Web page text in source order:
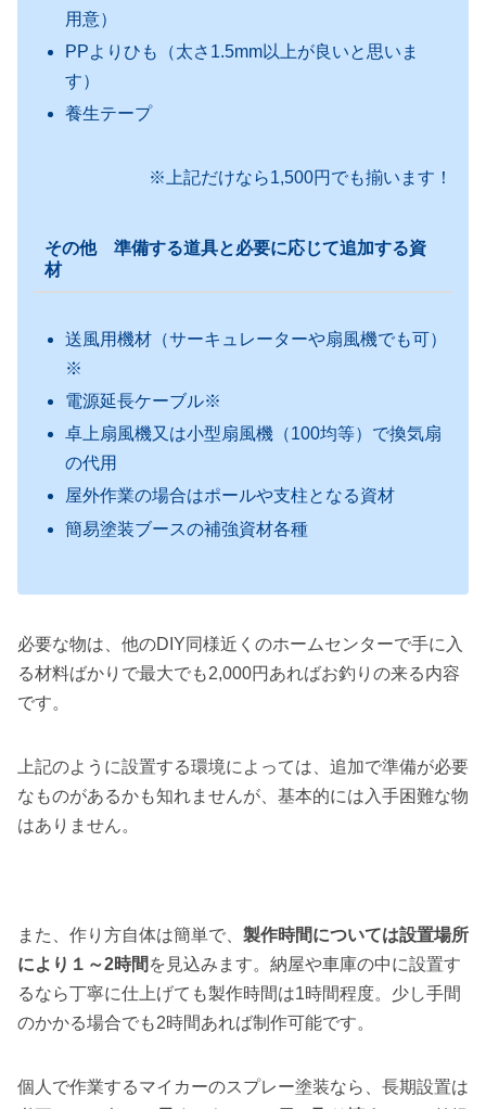
用意）
PPよりひも（太さ1.5mm以上が良いと思いま
す）
養生テープ
※上記だけなら1,500円でも揃います！
その他 準備する道具と必要に応じて追加する資
材
送風用機材（サーキュレーターや扇風機でも可）
※
電源延長ケーブル※
卓上扇風機又は小型扇風機（100均等）で換気扇
の代用
屋外作業の場合はポールや支柱となる資材
簡易塗装ブースの補強資材各種
必要な物は、他のDIY同様近くのホームセンターで手に入
る材料ばかりで最大でも2,000円あればお釣りの来る内容
です。
上記のように設置する環境によっては、追加で準備が必要
なものがあるかも知れませんが、基本的には入手困難な物
はありません。
また、作り方自体は簡単で、 製作時間については設置場所
により１～2時間 を見込みます。納屋や車庫の中に設置す
るなら丁寧に仕上げても製作時間は1時間程度。少し手間
のかかる場合でも2時間あれば制作可能です。
個人で作業するマイカーのスプレー塗装なら、長期設置は